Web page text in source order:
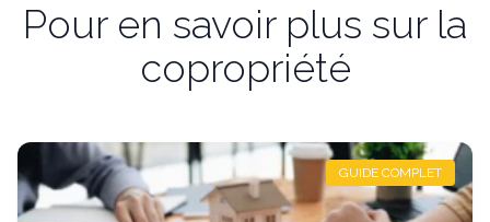
Pour en savoir plus sur la
copropriété
GUIDE COMPLET